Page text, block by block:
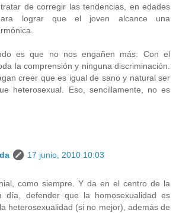
de corregir las tendencias, en edades
lograr que el joven alcance una
es que no nos engañen más: Con el
la comprensión y ninguna discriminación.
creer que es igual de sano y natural ser
heterosexual. Eso, sencillamente, no es
17 junio, 2010 10:03
como siempre. Y da en el centro de la
día, defender que la homosexualidad es
heterosexualidad (si no mejor), además de